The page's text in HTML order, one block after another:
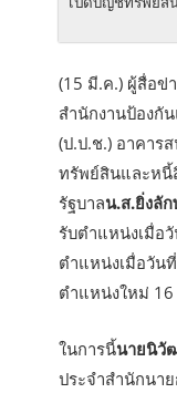
(15 มี.ค.) ผู้สื่อข่
สำนักงานป้องกั
(ป.ป.ช.) อาคาร
ทรัพย์สินและหนี้
รัฐบาลน.ส.ยิ่งลั
รับตำแหน่งเมื่อ
ตำแหน่งเมื่อวัน
ตำแหน่งใหม่
ในการนี้นายนิวั
ประจำสำนักนา